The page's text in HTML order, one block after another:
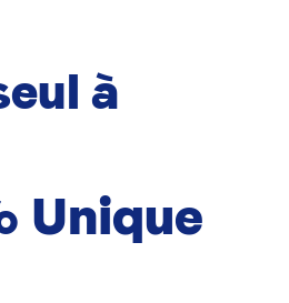
à
Unique